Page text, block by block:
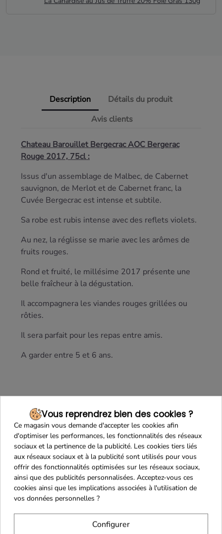
Description
Détails du produit
Avis clients
Chateau Barouillet Bergecrac AOC Bergerac
Rouge 2017, 75cl :
Issus d'un assemblage de Malbec, de Cabernet
sauvignon, de Merlot et de Cabernet franc, la
Cuvée Bergecrac est intense et subtile.
Sa robe est rubis intense avec des reflets violets.
Au nez, la réglisse se marie avec les arômes de
fruits rouges.
Rond et fruité, le millésime 2017 présente une
belle fraîcheur à la dégustation.
Il accompagnera les viandes rouges grillées ou
rôties.
Il sera parfait pour les repas entre amis.
A garder entre 5 et 6 ans.
Maison Familiale Paiement Sécurisé
Vous reprendrez bien des cookies ?
Ce magasin vous demande d'accepter les cookies afin
d'optimiser les performances, les fonctionnalités des réseaux
sociaux et la pertinence de la publicité. Les cookies tiers liés
aux réseaux sociaux et à la publicité sont utilisés pour vous
offrir des fonctionnalités optimisées sur les réseaux sociaux,
ainsi que des publicités personnalisées. Acceptez-vous ces
cookies ainsi que les implications associées à l'utilisation de
vos données personnelles ?
Configurer